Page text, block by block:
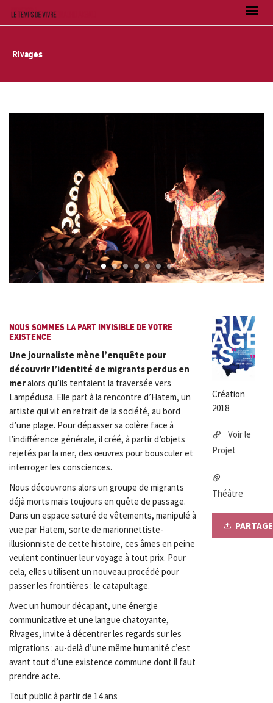
Rivages
1 2 3 4 5 6 7
NOUS SOMMES LA PART INVISIBLE DE VOTRE
EXISTENCE
Une journaliste mène l’enquête pour
découvrir l’identité de migrants perdus en
meralors qu’ils tentaient la traversée vers
Lampédusa. Elle part à la rencontre d’Hatem, un
artiste qui vit en retrait de la société, au bord
d’une plage. Pour dépasser sa colère face à
l’indifférence générale, il créé, à partir d’objets
rejetés par la mer, des œuvres pour bousculer et
interroger les consciences.
Nous découvrons alors un groupe de migrants
déjà morts mais toujours en quête de passage.
Dans un espace saturé de vêtements, manipulé à
vue par Hatem, sorte de marionnettiste-
illusionniste de cette histoire, ces âmes en peine
veulent continuer leur voyage à tout prix. Pour
cela, elles utilisent un nouveau procédé pour
passer les frontières : le catapultage.
Avec un humour décapant, une énergie
communicative et une langue chatoyante,
Rivages, invite à décentrer les regards sur les
migrations : au-delà d’une même humanité c’est
avant tout d’une existence commune dont il faut
prendre acte.
Tout public à partir de 14 ans
Création
2018
Voir le
Projet
Théâtre